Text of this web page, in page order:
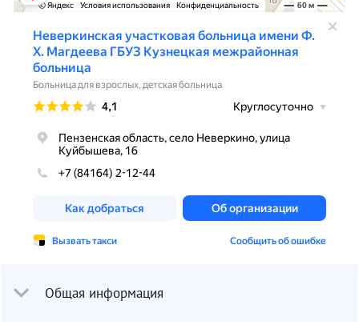
Общая информация